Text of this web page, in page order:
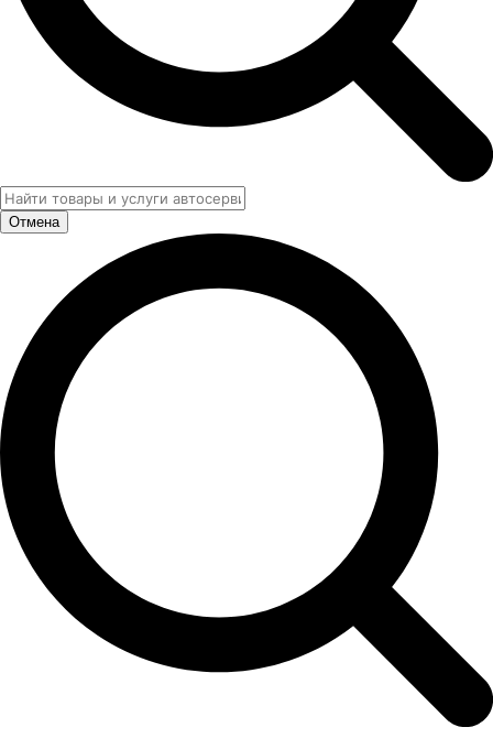
Отмена